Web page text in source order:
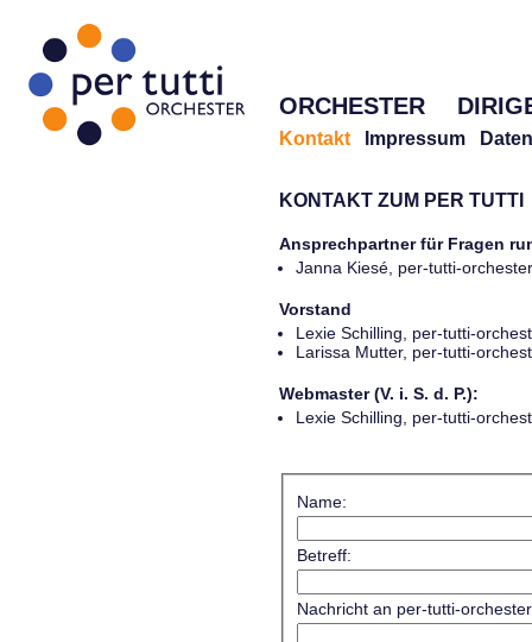
ORCHESTER
Kontakt Impressum
KONTAKT ZUM PER TUTTI
Ansprechpartner für Fragen
Janna Kiesé, per-tutti-
Vorstand
Lexie Schilling, per-tutti-
Larissa Mutter, per-tutti-
Webmaster (V. i. S. d. P.):
Lexie Schilling, per-tutti-
Name:
Betreff:
Nachricht an per-tutti-